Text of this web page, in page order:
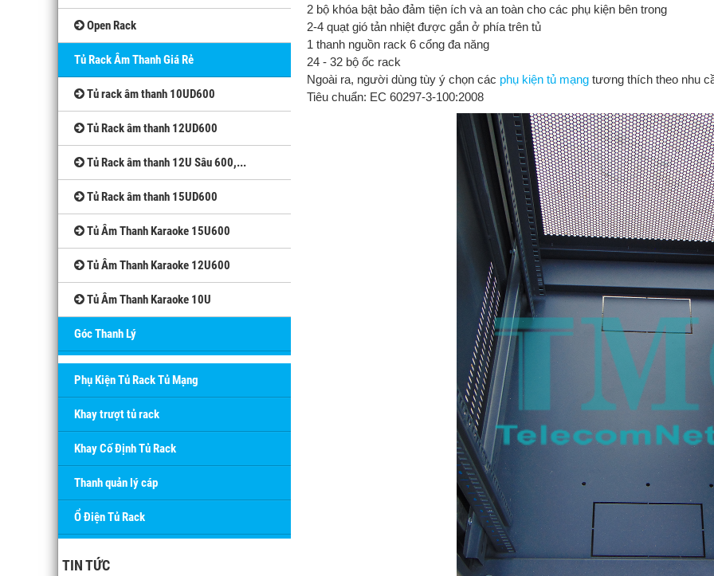
2 bộ khóa bật bảo đảm tiện ích và an toàn cho các phụ kiện bên trong
2-4 quạt gió tản nhiệt được gắn ở phía trên tủ
1 thanh nguồn rack 6 cổng đa năng
24 - 32 bộ ốc rack
Ngoài ra, người dùng tùy ý chọn các phụ kiện tủ mạng tương thích theo nhu
Tiêu chuẩn: EC 60297-3-100:2008
Open Rack
Tủ Rack Âm Thanh Giá Rẻ
Tủ rack âm thanh 10UD600
Tủ Rack âm thanh 12UD600
Tủ Rack âm thanh 12U Sâu 600,...
Tủ Rack âm thanh 15UD600
Tủ Âm Thanh Karaoke 15U600
Tủ Âm Thanh Karaoke 12U600
Tủ Âm Thanh Karaoke 10U
Góc Thanh Lý
Phụ Kiện Tủ Rack Tủ Mạng
Khay trượt tủ rack
Khay Cố Định Tủ Rack
Thanh quản lý cáp
Ổ Điện Tủ Rack
TIN TỨC